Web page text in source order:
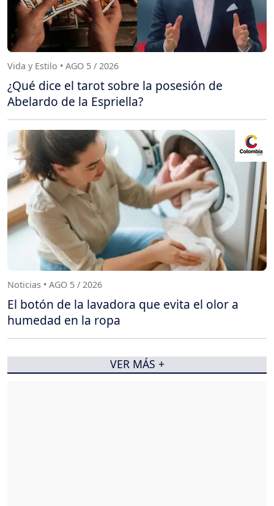
Vida y Estilo • AGO 5 / 2026
¿Qué dice el tarot sobre la posesión de
Abelardo de la Espriella?
Noticias • AGO 5 / 2026
El botón de la lavadora que evita el olor a
humedad en la ropa
VER MÁS +